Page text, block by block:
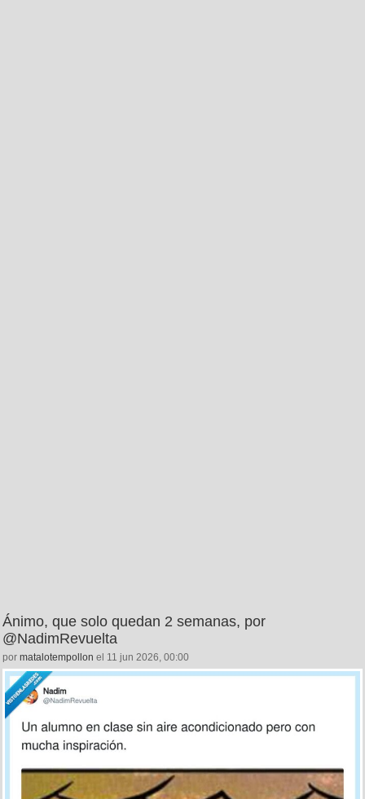
Ánimo, que solo quedan 2 semanas, por
@NadimRevuelta
por matalotempollon el 11 jun 2026, 00:00